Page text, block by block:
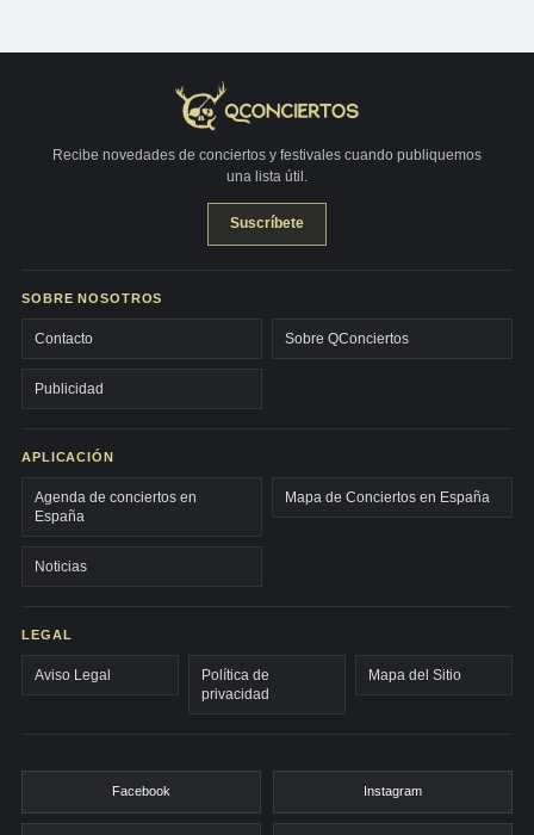
Recibe novedades de conciertos y festivales cuando publiquemos
una lista útil.
Suscríbete
SOBRE NOSOTROS
Contacto Sobre QConciertos
Publicidad
APLICACIÓN
Agenda de conciertos en
España
Mapa de Conciertos en España
Noticias
LEGAL
Aviso Legal
Política de
privacidad
Mapa del Sitio
Facebook Instagram